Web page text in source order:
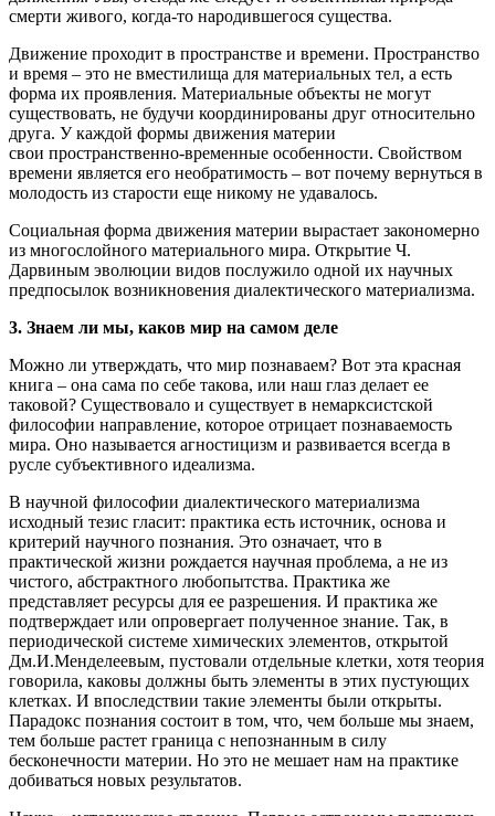
смерти живого, когда-то народившегося существа.
Движение проходит в пространстве и времени. Пространство
и время – это не вместилища для материальных тел, а есть
форма их проявления. Материальные объекты не могут
существовать, не будучи координированы друг относительно
друга. У каждой формы движения материи
свои пространственно-временные особенности. Свойством
времени является его необратимость – вот почему вернуться в
молодость из старости еще никому не удавалось.
Социальная форма движения материи вырастает закономерно
из многослойного материального мира. Открытие Ч.
Дарвиным эволюции видов послужило одной их научных
предпосылок возникновения диалектического материализма.
3. Знаем ли мы, каков мир на самом деле
Можно ли утверждать, что мир познаваем? Вот эта красная
книга – она сама по себе такова, или наш глаз делает ее
таковой? Существовало и существует в немарксистской
философии направление, которое отрицает познаваемость
мира. Оно называется агностицизм и развивается всегда в
русле субъективного идеализма.
В научной философии диалектического материализма
исходный тезис гласит: практика есть источник, основа и
критерий научного познания. Это означает, что в
практической жизни рождается научная проблема, а не из
чистого, абстрактного любопытства. Практика же
представляет ресурсы для ее разрешения. И практика же
подтверждает или опровергает полученное знание. Так, в
периодической системе химических элементов, открытой
Дм.И.Менделеевым, пустовали отдельные клетки, хотя теория
говорила, каковы должны быть элементы в этих пустующих
клетках. И впоследствии такие элементы были открыты.
Парадокс познания состоит в том, что, чем больше мы знаем,
тем больше растет граница с непознанным в силу
бесконечности материи. Но это не мешает нам на практике
добиваться новых результатов.